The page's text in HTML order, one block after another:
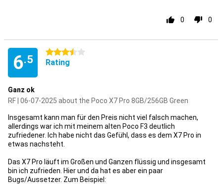
0 0
6.5
3.5 stars
Rating
Ganz ok
RF | 06-07-2025 about the Poco X7 Pro 8GB/256GB Green
Insgesamt kann man für den Preis nicht viel falsch machen,
allerdings war ich mit meinem alten Poco F3 deutlich
zufriedener. Ich habe nicht das Gefühl, dass es dem X7 Pro in
etwas nachsteht.
Das X7 Pro läuft im Großen und Ganzen flüssig und insgesamt
bin ich zufrieden. Hier und da hat es aber ein paar
Bugs/Aussetzer. Zum Beispiel: